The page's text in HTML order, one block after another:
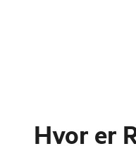
Hvor er